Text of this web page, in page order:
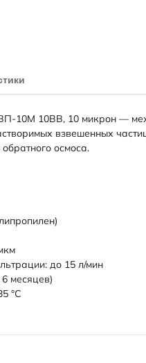
10М 10BB, 10 микрон —
взвешенных
осмоса.
до 15 л/мин
месяцев)
°C